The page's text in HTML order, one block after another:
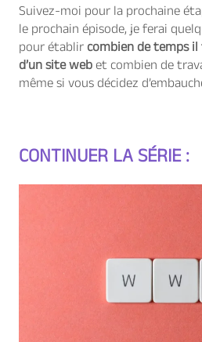
Suivez-moi pour la prochaine
le prochain épisode, je ferai
pour établircombien de temps
d’un site webet combien de
même si vous décidez
CONTINUER LA SÉRIE :